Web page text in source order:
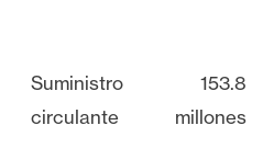
Suministro
circulante
153.8
millones